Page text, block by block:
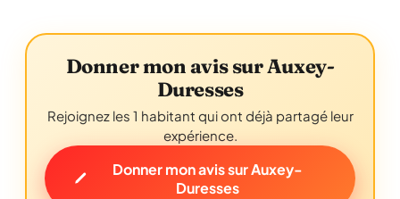
Donner mon avis sur Auxey-
Duresses
Rejoignez les 1 habitant qui ont déjà partagé leur
expérience.
Donner mon avis sur Auxey-
Duresses